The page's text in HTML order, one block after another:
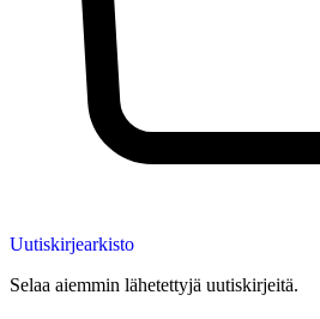
Uutiskirjearkisto
Selaa aiemmin lähetettyjä uutiskirjeitä.